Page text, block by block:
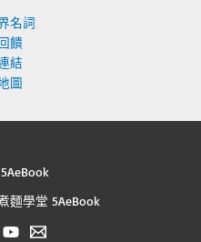
名詞
饋
結
圖
麵學堂 5AeBook